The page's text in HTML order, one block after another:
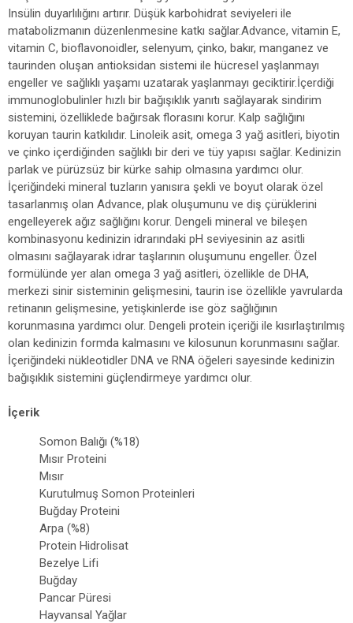
Insülin duyarlılığını artırır. Düşük karbohidrat seviyeleri ile
matabolizmanın düzenlenmesine katkı sağlar.Advance, vitamin E,
vitamin C, bioflavonoidler, selenyum, çinko, bakır, manganez ve
taurinden oluşan antioksidan sistemi ile hücresel yaşlanmayı
engeller ve sağlıklı yaşamı uzatarak yaşlanmayı geciktirir.İçerdiği
immunoglobulinler hızlı bir bağışıklık yanıtı sağlayarak sindirim
sistemini, özelliklede bağırsak florasını korur. Kalp sağlığını
koruyan taurin katkılıdır. Linoleik asit, omega 3 yağ asitleri, biyotin
ve çinko içerdiğinden sağlıklı bir deri ve tüy yapısı sağlar. Kedinizin
parlak ve pürüzsüz bir kürke sahip olmasına yardımcı olur.
İçeriğindeki mineral tuzların yanısıra şekli ve boyut olarak özel
tasarlanmış olan Advance, plak oluşumunu ve diş çürüklerini
engelleyerek ağız sağlığını korur. Dengeli mineral ve bileşen
kombinasyonu kedinizin idrarındaki pH seviyesinin az asitli
olmasını sağlayarak idrar taşlarının oluşumunu engeller. Özel
formülünde yer alan omega 3 yağ asitleri, özellikle de DHA,
merkezi sinir sisteminin gelişmesini, taurin ise özellikle yavrularda
retinanın gelişmesine, yetişkinlerde ise göz sağlığının
korunmasına yardımcı olur. Dengeli protein içeriği ile kısırlaştırılmış
olan kedinizin formda kalmasını ve kilosunun korunmasını sağlar.
İçeriğindeki nükleotidler DNA ve RNA öğeleri sayesinde kedinizin
bağışıklık sistemini güçlendirmeye yardımcı olur.
İçerik
Somon Balığı (%18)
Mısır Proteini
Mısır
Kurutulmuş Somon Proteinleri
Buğday Proteini
Arpa (%8)
Protein Hidrolisat
Bezelye Lifi
Buğday
Pancar Püresi
Hayvansal Yağlar